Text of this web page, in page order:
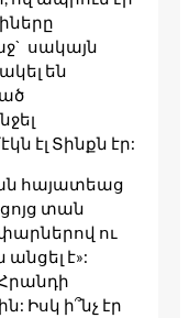
սակայն
են
էլ Տինքն էր:
հայատեաց
տան
ու
է»:
Հրանդի
Իսկ ի՞նչ էր